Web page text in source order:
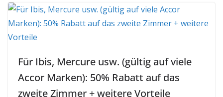
Für Ibis, Mercure usw. (gültig auf viele
Accor Marken): 50% Rabatt auf das
zweite Zimmer + weitere Vorteile